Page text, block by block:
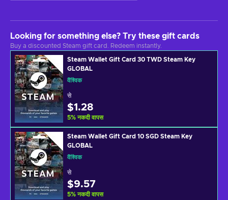
Looking for something else? Try these gift cards
Buy a discounted Steam gift card. Redeem instantly.
Steam Wallet Gift Card 30 TWD Steam Key
GLOBAL
वैश्विक
से
$1.28
5% नकदी वापस
Steam Wallet Gift Card 10 SGD Steam Key
GLOBAL
वैश्विक
से
$9.57
5% नकदी वापस